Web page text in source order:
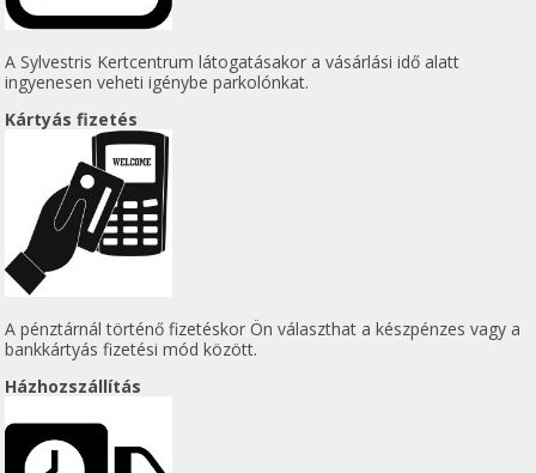
A Sylvestris Kertcentrum látogatásakor a vásárlási idő alatt
ingyenesen veheti igénybe parkolónkat.
Kártyás fizetés
A pénztárnál történő fizetéskor Ön választhat a készpénzes vagy a
bankkártyás fizetési mód között.
Házhozszállítás